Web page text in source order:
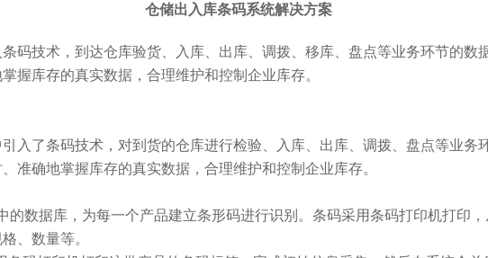
仓储出入库条码系统解决方案
码技术，到达仓库验货、入库、出库、调拨、移库、盘点等业务环节的数
握库存的真实数据，合理维护和控制企业库存。
入了条码技术，对到货的仓库进行检验、入库、出库、调拨、盘点等业务
准确地掌握库存的真实数据，合理维护和控制企业库存。
数据库，为每一个产品建立条形码进行识别。条码采用条码打印机打印
、数量等。